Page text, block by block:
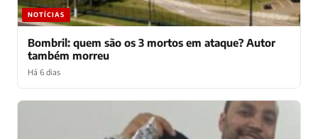
NOTÍCIAS
Bombril: quem são os 3 mortos em ataque? Autor
também morreu
Há 6 dias